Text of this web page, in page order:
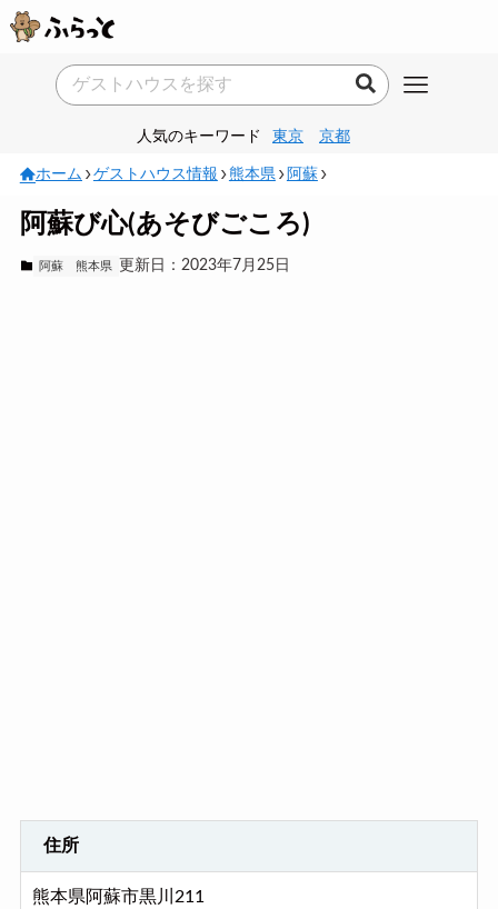
人気のキーワード 東京 京都
ホーム ゲストハウス情報 熊本県 阿蘇
阿蘇び心(あそびごころ)
阿蘇 熊本県 更新日：2023年7月25日
住所
熊本県阿蘇市黒川211